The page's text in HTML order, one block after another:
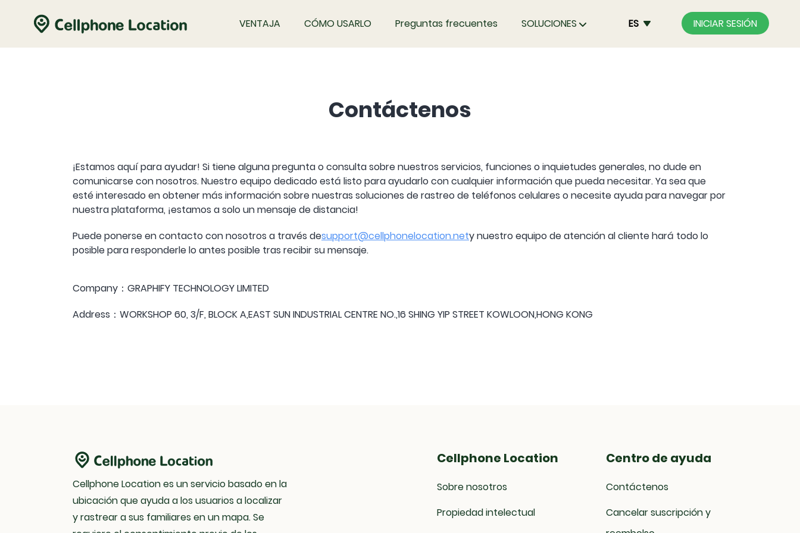
ES INICIAR SESIÓN
VENTAJA CÓMO USARLO Preguntas frecuentes SOLUCIONES
Contáctenos
¡Estamos aquí para ayudar! Si tiene alguna pregunta o consulta sobre nuestros servicios, funciones o inquietudes generales, no dude en
comunicarse con nosotros. Nuestro equipo dedicado está listo para ayudarlo con cualquier información que pueda necesitar. Ya sea que
esté interesado en obtener más información sobre nuestras soluciones de rastreo de teléfonos celulares o necesite ayuda para navegar por
nuestra plataforma, ¡estamos a solo un mensaje de distancia!
Puede ponerse en contacto con nosotros a través desupport@cellphonelocation.nety nuestro equipo de atención al cliente hará todo lo
posible para responderle lo antes posible tras recibir su mensaje.
Company：GRAPHIFY TECHNOLOGY LIMITED
Address：WORKSHOP 60, 3/F, BLOCK A,EAST SUN INDUSTRIAL CENTRE NO.,16 SHING YIP STREET KOWLOON,HONG KONG
Cellphone Location es un servicio basado en la
ubicación que ayuda a los usuarios a localizar
y rastrear a sus familiares en un mapa. Se
Cellphone Location
Sobre nosotros
Propiedad intelectual
Centro de ayuda
Contáctenos
Cancelar suscripción y